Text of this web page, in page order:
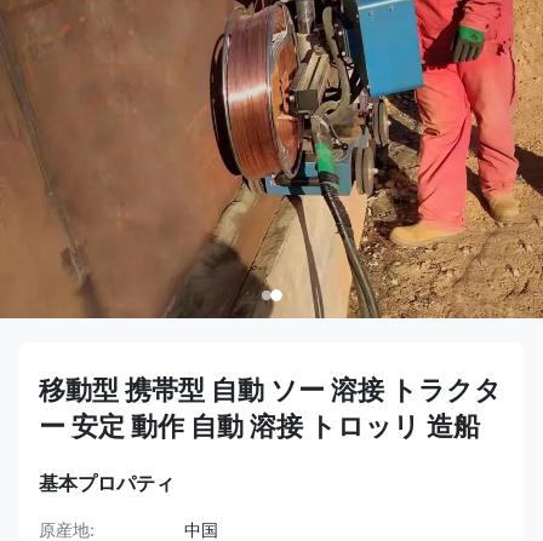
移動型 携帯型 自動 ソー 溶接 トラクタ
ー 安定 動作 自動 溶接 トロッリ 造船
基本プロパティ
原産地:
中国